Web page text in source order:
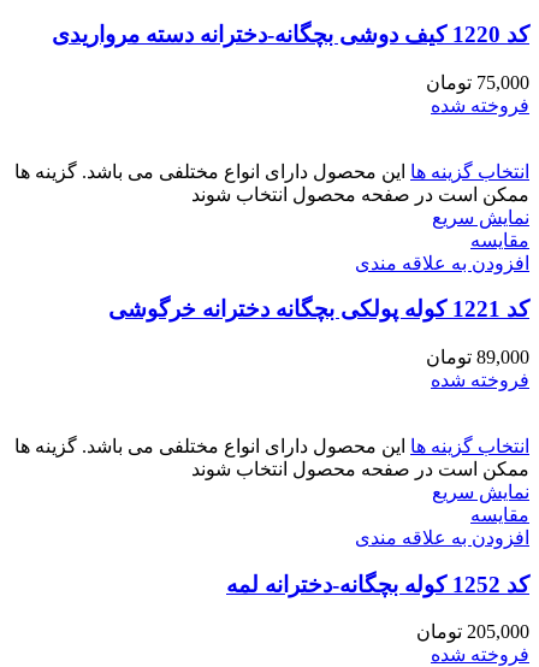
کد 1220 کیف دوشی بچگانه-دخترانه دسته مرواریدی
75,000 تومان
فروخته شده
انتخاب گزینه ها این محصول دارای انواع مختلفی می باشد. گزینه ها
ممکن است در صفحه محصول انتخاب شوند
نمایش سریع
مقايسه
افزودن به علاقه مندی
کد 1221 کوله پولکی بچگانه دخترانه خرگوشی
89,000 تومان
فروخته شده
انتخاب گزینه ها این محصول دارای انواع مختلفی می باشد. گزینه ها
ممکن است در صفحه محصول انتخاب شوند
نمایش سریع
مقايسه
افزودن به علاقه مندی
کد 1252 کوله بچگانه-دخترانه لمه
205,000 تومان
فروخته شده